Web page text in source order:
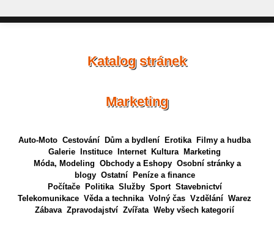
Katalog stránek
Marketing
Auto-Moto Cestování Dům a bydlení Erotika
Filmy a hudba
Galerie
Instituce Internet Kultura
Marketing
Móda, Modeling Obchody a Eshopy Osobní stránky a
blogy Ostatní
Peníze a finance
Počítače
Politika Služby Sport Stavebnictví
Telekomunikace Věda a technika Volný čas Vzdělání Warez
Zábava Zpravodajství Zvířata Weby všech kategorií